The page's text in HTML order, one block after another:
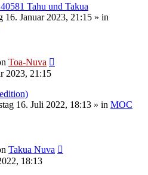
Tahu und Takua
16. Januar 2023, 21:15 » in
Toa-Nuva
2023, 21:15
16. Juli 2022, 18:13 » in MOC
Takua Nuva
18:13